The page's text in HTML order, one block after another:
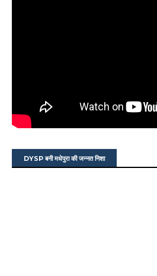
DYSP बनी मधेपुरा की जन्नत निशा